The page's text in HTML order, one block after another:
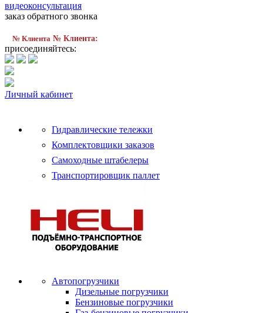
видеоконсультация
заказ обратного звонка
№ Клиента № Клиента:
присоединяйтесь:
Личный кабинет
Гидравлические тележки
Комплектовщики заказов
Самоходные штабелеры
Транспортировщик паллет
Автопогрузчики
Дизельные погрузчики
Бензиновые погрузчики